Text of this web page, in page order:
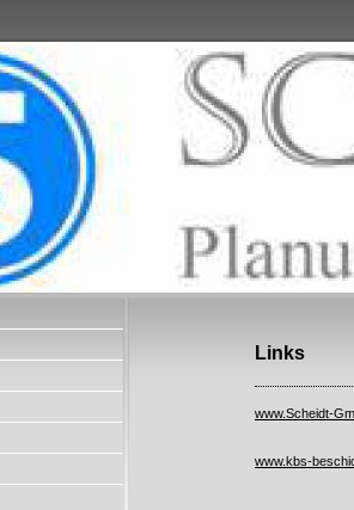
Links
www.Scheidt-
www.kbs-